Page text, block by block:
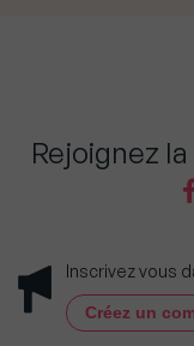
Rejoignez
Inscrivez vous
Créez un